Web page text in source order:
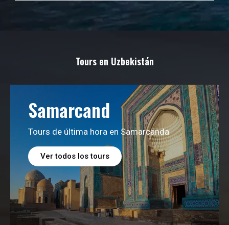
Tours en Uzbekistán
Samarcand
Tours de última hora en Samarcanda
Ver todos los tours